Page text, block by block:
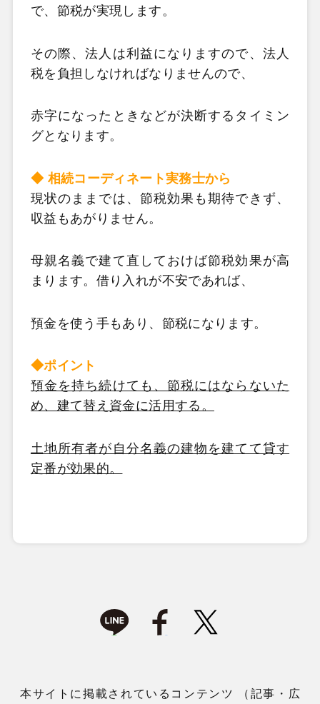
で、節税が実現します。
その際、法人は利益になりますので、法人
税を負担しなければなりませんので、
赤字になったときなどが決断するタイミン
グとなります。
◆ 相続コーディネート実務士から
現状のままでは、節税効果も期待できず、
収益もあがりません。
母親名義で建て直しておけば節税効果が高
まります。借り入れが不安であれば、
預金を使う手もあり、節税になります。
◆ポイント
預金を持ち続けても、節税にはならないた
め、建て替え資金に活用する。
土地所有者が自分名義の建物を建てて貸す
定番が効果的。
本サイトに掲載されているコンテンツ （記事・広